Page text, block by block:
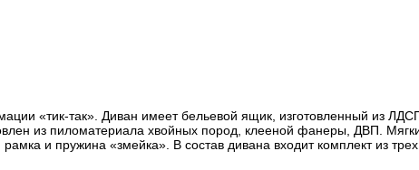
«тик-так». Диван имеет бельевой ящик, изготовленный из
из пиломатериала хвойных пород, клееной фанеры, ДВП.
и пружина «змейка». В состав дивана входит комплект из